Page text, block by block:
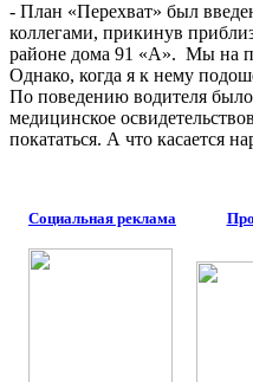
- План «Перехват» был
коллегами, прикинув
районе дома 91 «А». Мы на
Однако, когда я к нему
По поведению водителя
медицинское
покататься. А что касается
Социальная реклама